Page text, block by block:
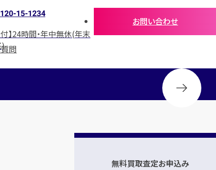
15-1234
】24時間・年中無休(年末
)
お問い合わせ
質問
無料買取査定お申込み